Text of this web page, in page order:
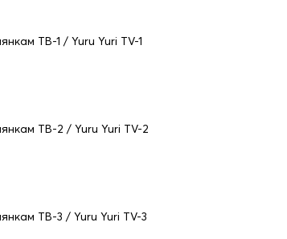
ТВ-1 / Yuru Yuri TV-1
ТВ-2 / Yuru Yuri TV-2
ТВ-3 / Yuru Yuri TV-3